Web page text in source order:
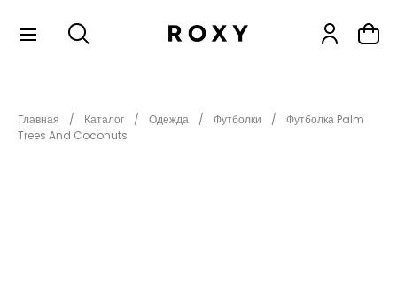
НОВИНКИ
Главная Каталог Одежда Футболки
Футболка Palm
Trees And Coconuts